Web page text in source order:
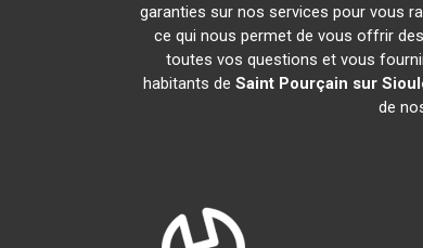
garanties sur nos services pour vous
ce qui nous permet de vous offrir
toutes vos questions et vous
habitants de Saint Pourçain sur
de